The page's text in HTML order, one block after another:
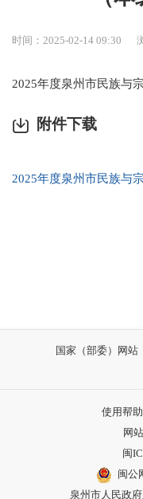
时间：2025-02-14 09:30
2025年度泉州市民族与
附件下载
2025年度泉州市民族与
国家（部委）网站
使用帮助
网
闽
闽公
泉州市人民政